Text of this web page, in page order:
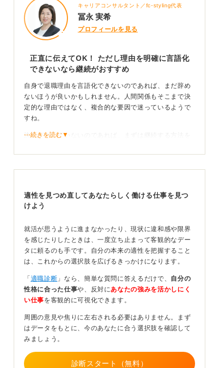
キャリアコンサルタント／fc-styling代表
冨永 実希
プロフィールを見る
正直に伝えてOK！ ただし理由を明確に言語化
できないなら継続がおすすめ
自身で退職理由を言語化できないのであれば、まだ辞め
ないほうが良いかもしれません。人間関係もそこまで決
定的な理由ではなく、複合的な要因で迷っているようで
すね。
決心がついていないのであれば、まずは継続する方法を
つの方法です。
いを得るためにはどうしたらいいのかを考えながら日々
を過ごすのです。
もし、そのやりがいが非常にハードルの高いものであれ
くようなイメージで、自分で自分を喜ばせられる「やり
がいの階段」を作ってみるのも良いでしょう。
せんが、安易に辞めないでほしいと思います。やりがい
を見つけるのは、どこへいっても難しいものです。
どうしても辞めたい場合は今の懸念を伝えよう
⋯続きを読む▼
適性を見つめ直してあなたらしく働ける仕事を見つ
けよう
就活が思うように進まなかったり、現状に違和感や限界
を感じたりしたときは、一度立ち止まって客観的なデー
タに頼るのも手です。自分の本来の適性を把握すること
は、これからの選択肢を広げるきっかけになります。
「 適職診断 」なら、簡単な質問に答えるだけで、 自分の
性格に合った仕事や、反対に あなたの強みを活かしにく
い仕事を客観的に可視化できます。
周囲の意見や焦りに左右される必要はありません。まず
はデータをもとに、今のあなたに合う選択肢を確認して
みましょう。
診断スタート（無料）